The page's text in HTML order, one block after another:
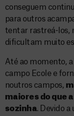
conseguem
para outros
tentar rastreá-los,
dificultam muito
Até ao momento,
campo Ecole e
noutros campos,
maiores do que
sozinha. Devido a